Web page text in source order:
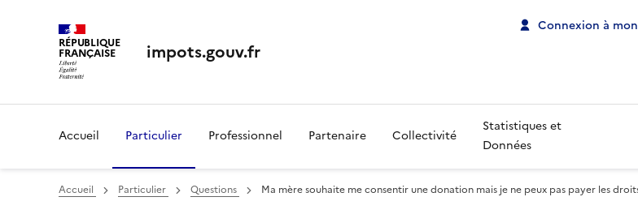
RÉPUBLIQUE
FRANÇAISE impots.gouv.fr
Connexion à
Accueil Particulier Professionnel Partenaire Collectivité
Statistiques et
Données
Accueil Particulier Questions Ma mère souhaite me consentir une donation mais je ne peux pas payer les